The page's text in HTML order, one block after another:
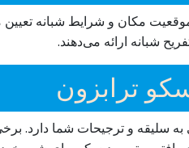
مکان و شرایط شبانه
شبانه ارائه می‌دهند.
ترابزون
به سلیقه و ترجیحات شما